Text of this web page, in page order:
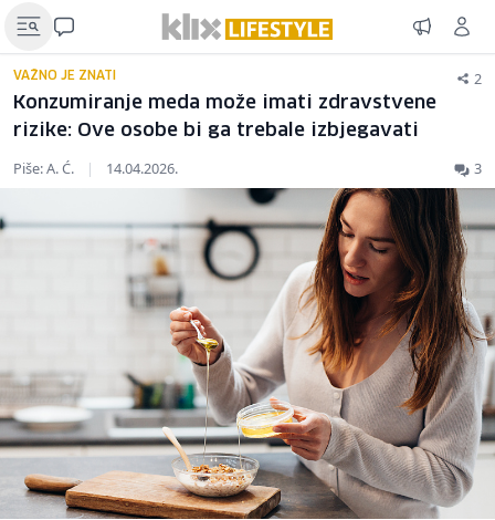
VAŽNO JE ZNATI 2
Konzumiranje meda može imati zdravstvene
rizike: Ove osobe bi ga trebale izbjegavati
Piše: A. Ć. | 14.04.2026. 3